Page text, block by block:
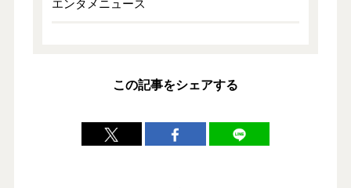
この記事をシェアする